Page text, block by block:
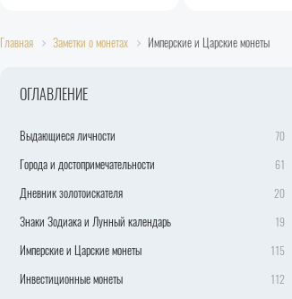
Главная Заметки о монетах Имперские и Царские монеты
ОГЛАВЛЕНИЕ
Выдающиеся личности 70
Города и достопримечательности 61
Дневник золотоискателя 20
Знаки Зодиака и Лунный календарь 19
Имперские и Царские монеты 115
Инвестиционные монеты 112